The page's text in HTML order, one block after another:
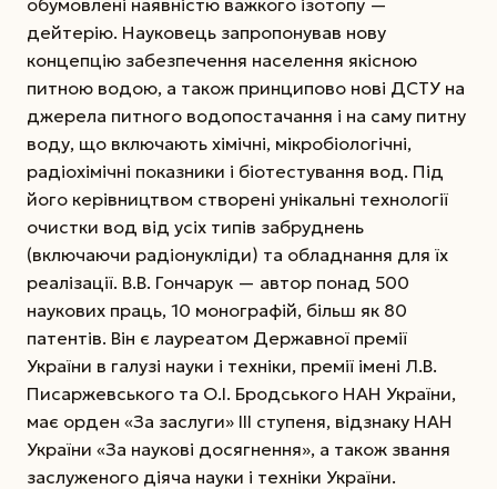
дейтерію. Науковець запропонував нову
концепцію забезпечення населення якісною
питною водою, а також принципово нові ДСТУ на
джерела питного водопостачання і на саму питну
воду, що включають хімічні, мікробіологічні,
радіохімічні показники і біотестування вод. Під
його керівництвом створені унікальні технології
очистки вод від усіх типів забруднень
(включаючи радіонукліди) та обладнання для їх
реалізації. В.В. Гончарук — автор понад 500
наукових праць, 10 монографій, більш як 80
патентів. Він є лауреатом Державної премії
України в галузі науки і техніки, премії імені Л.В.
Писаржевського та О.І. Бродського НАН України,
має орден «За заслуги» ІІІ ступеня, відзнаку НАН
України «За наукові досягнення», а також звання
заслуженого діяча науки і техніки України.